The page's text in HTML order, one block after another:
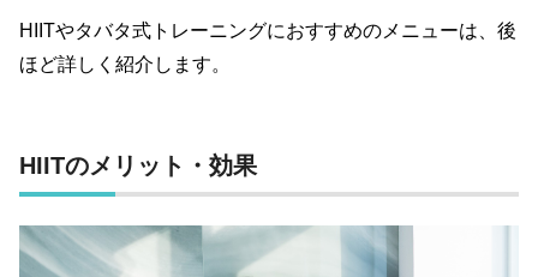
HIITやタバタ式トレーニングにおすすめのメニューは、後
ほど詳しく紹介します。
HIITのメリット・効果